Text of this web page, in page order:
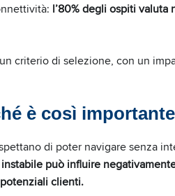
l’80% degli ospiti
criterio di selezione, con un
è così
di poter navigare senza
può influire
clienti.